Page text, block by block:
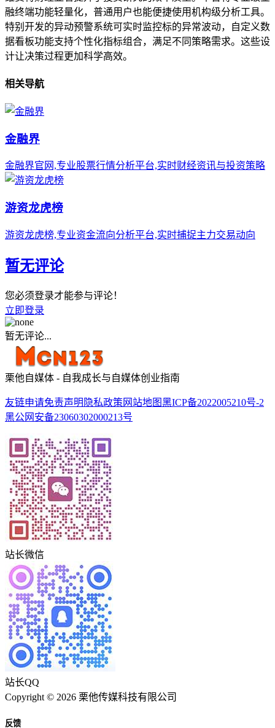
融终端功能轻量化，普通用户也能便捷使用机构级分析工具。
特别开发的异动预警系统可实时监控标的异常波动，自定义数
据看板功能支持个性化指标组合，满足不同策略需求。这些设
计让决策过程更加科学高效。
相关导航
金融界
金融界官网,专业股票行情分析平台,实时财经资讯与投资策略
游资龙虎榜
游资龙虎榜,专业资金流向分析平台,实时捕捉主力交易动向
暂无评论
您必须登录才能参与评论！
立即登录
暂无评论...
栗他自媒体 - 自我成长与自媒体创业指南
友链申请免责声明 隐私政策 网站地图黑ICP备2022005210号-2
黑公网安备23060302000213号
站长微信
站长QQ
Copyright © 2026 栗他传媒科技有限公司
反馈